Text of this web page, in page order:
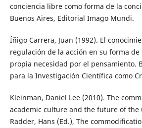
conciencia libre como forma de la
Buenos Aires, Editorial Imago Mundi.
Íñigo Carrera, Juan (1992). El
regulación de la acción en su forma
propia necesidad por el pensamiento.
para la Investigación Científica como
Kleinman, Daniel Lee (2010). The
academic culture and the future of the
Radder, Hans (Ed.), The